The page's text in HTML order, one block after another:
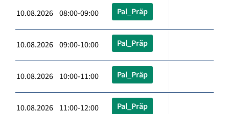
10.08.2026 08:00-09:00 Pal_Präp
10.08.2026 09:00-10:00 Pal_Präp
10.08.2026 10:00-11:00 Pal_Präp
10.08.2026 11:00-12:00 Pal_Präp